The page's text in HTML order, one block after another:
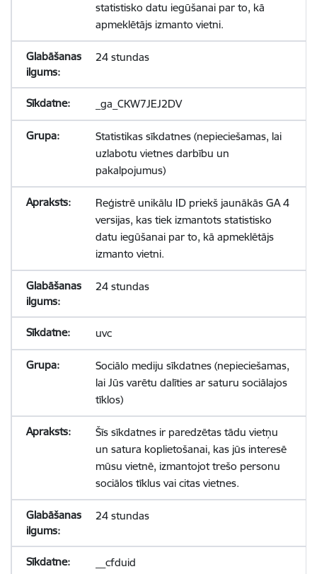
statistisko datu iegūšanai par to, kā
apmeklētājs izmanto vietni.
24 stundas
_ga_CKW7JEJ2DV
Statistikas sīkdatnes (nepieciešamas, lai
uzlabotu vietnes darbību un
pakalpojumus)
Reģistrē unikālu ID priekš jaunākās GA 4
versijas, kas tiek izmantots statistisko
datu iegūšanai par to, kā apmeklētājs
izmanto vietni.
24 stundas
uvc
Sociālo mediju sīkdatnes (nepieciešamas,
lai Jūs varētu dalīties ar saturu sociālajos
tīklos)
Šīs sīkdatnes ir paredzētas tādu vietņu
un satura koplietošanai, kas jūs interesē
mūsu vietnē, izmantojot trešo personu
sociālos tīklus vai citas vietnes.
24 stundas
__cfduid